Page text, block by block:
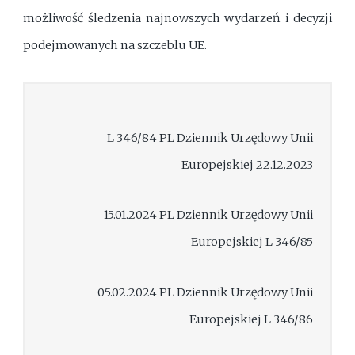
możliwość śledzenia najnowszych wydarzeń i decyzji
podejmowanych na szczeblu UE.
L 346/84 PL Dziennik Urzędowy Unii
Europejskiej 22.12.2023
15.01.2024 PL Dziennik Urzędowy Unii
Europejskiej L 346/85
05.02.2024 PL Dziennik Urzędowy Unii
Europejskiej L 346/86